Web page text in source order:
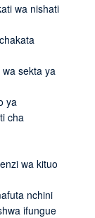
wa nishati
sekta ya
ya
cha
wa kituo
nchini
ifungue